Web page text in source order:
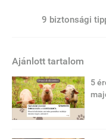
9 biztonsági
Ajánlott tartalom
5